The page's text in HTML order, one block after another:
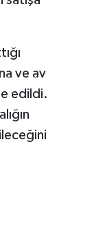
ve av
edildi.